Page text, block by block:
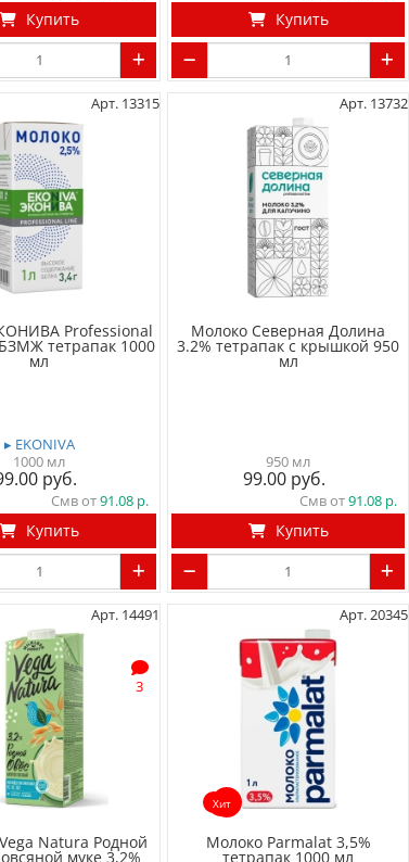
Купить Купить
Арт. 13315
Professional
тетрапак 1000
мл
▸ EKONIVA
1000 мл
Смв от91.08
Купить
Арт. 13732
Молоко Северная Долина
3.2% тетрапак с крышкой 950
мл
950 мл
99.00
Смв от91.08
Купить
Арт. 14491
3
Natura Родной
муке 3,2%
Арт. 20345
Хит
Молоко Parmalat 3,5%
тетрапак 1000 мл